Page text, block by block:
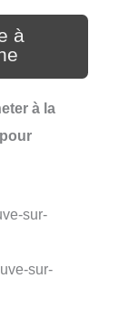
à
à la
sur-
sur-